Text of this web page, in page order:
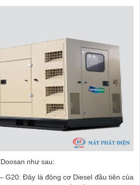
như sau:
G20: Đây là động cơ Diesel đầu tiên của